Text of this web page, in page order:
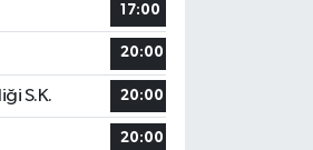
17:00
20:00
S.K. 20:00
20:00